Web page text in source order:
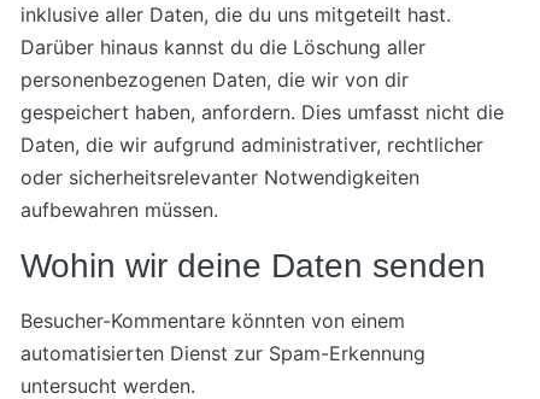
inklusive aller Daten, die du uns mitgeteilt hast.
Darüber hinaus kannst du die Löschung aller
personenbezogenen Daten, die wir von dir
gespeichert haben, anfordern. Dies umfasst nicht die
Daten, die wir aufgrund administrativer, rechtlicher
oder sicherheitsrelevanter Notwendigkeiten
aufbewahren müssen.
Wohin wir deine Daten senden
Besucher-Kommentare könnten von einem
automatisierten Dienst zur Spam-Erkennung
untersucht werden.